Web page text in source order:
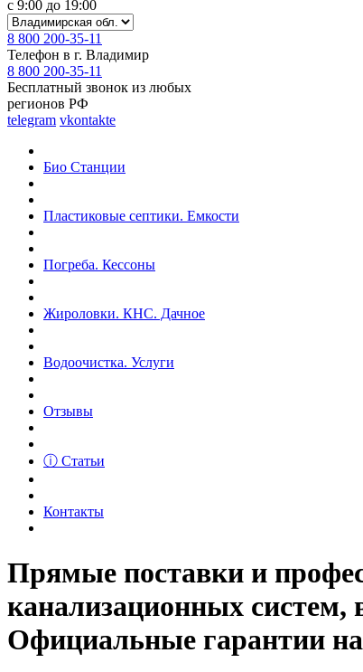
с 9:00 до 19:00
8 800 200-35-11
Телефон в г. Владимир
8 800 200-35-11
Бесплатный звонок из любых
регионов РФ
telegram vkontakte
Био Станции
Пластиковые септики. Емкости
Погреба. Кессоны
Жироловки. КНС. Дачное
Водоочистка. Услуги
Отзывы
ⓘ Статьи
Контакты
Прямые поставки и
канализационных систем,
Официальные гарантии на